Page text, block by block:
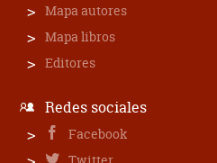
Mapa autores
Mapa libros
Editores
Redes sociales
Facebook